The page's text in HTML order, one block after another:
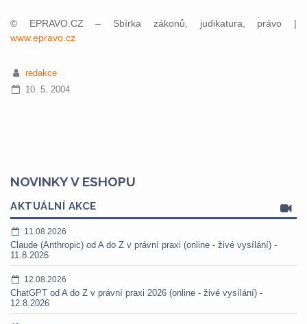
© EPRAVO.CZ – Sbírka zákonů, judikatura, právo |
www.epravo.cz
redakce
10. 5. 2004
NOVINKY V ESHOPU
AKTUÁLNÍ AKCE
11.08.2026
Claude (Anthropic) od A do Z v právní praxi (online - živé vysílání) -
11.8.2026
12.08.2026
ChatGPT od A do Z v právní praxi 2026 (online - živé vysílání) -
12.8.2026